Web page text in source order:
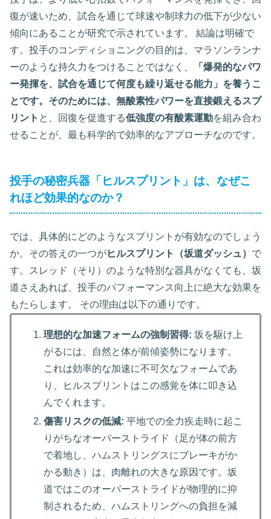
復が速いため、試合を通じて球速や制球力の低下が少ない
傾向にあることが研究で示されています。 結論は明確で
す。投手のコンディショニングの目的は、マラソンランナ
ーのような持久力をつけることではなく、
「爆発的なパワ
ー発揮を、試合を通じて何度も繰り返せる能力」を養うこ
とです。そのためには、無酸素性パワーを直接鍛えるスプ
リント と、回復を促進する低強度の有酸素運動を組み合わ
せることが、最も科学的で効率的なアプローチなのです。
投手の秘密兵器「ヒルスプリント」は、なぜこ
れほど効果的なのか？
では、具体的にどのようなスプリントが有効なのでしょう
か。その答えの一つがヒルスプリント（坂道ダッシュ） で
す。スレッド（そり）のような特別な器具がなくても、坂
道さえあれば、投手のパフォーマンス向上に絶大な効果を
もたらします。 その理由は以下の通りです。
理想的な加速フォームの強制習得: 坂を駆け上
がるには、自然と体が前傾姿勢になります。
これは効率的な加速に不可欠なフォームであ
り、ヒルスプリントはこの感覚を体に叩き込
んでくれます。
傷害リスクの低減: 平地での全力疾走時に起こ
りがちなオーバーストライド（足が体の前方
で着地し、ハムストリングスにブレーキがか
かる動き）は、肉離れの大きな原因です。坂
道ではこのオーバーストライドが物理的に抑
制されるため、ハムストリングへの負担を減